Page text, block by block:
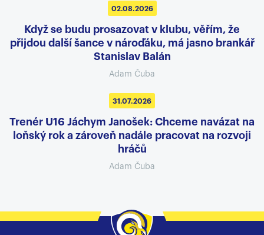
02.08.2026
Když se budu prosazovat v klubu, věřím, že
přijdou další šance v nároďáku, má jasno brankář
Stanislav Balán
Adam Čuba
31.07.2026
Trenér U16 Jáchym Janošek: Chceme navázat na
loňský rok a zároveň nadále pracovat na rozvoji
hráčů
Adam Čuba